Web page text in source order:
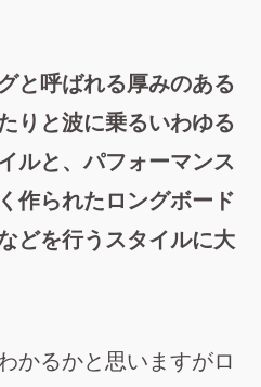
と呼ばれる厚みのある
りと波に乗るいわゆる
ルと、パフォーマンス
作られたロングボード
どを行うスタイルに大
かるかと思いますがロ